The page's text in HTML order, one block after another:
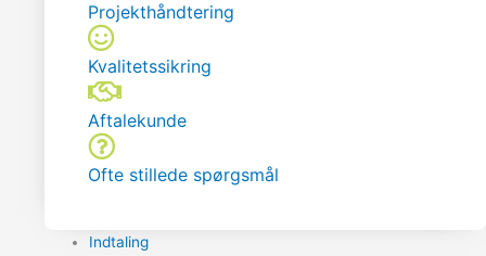
Projekthåndtering
Kvalitetssikring
Aftalekunde
Ofte stillede spørgsmål
Indtaling